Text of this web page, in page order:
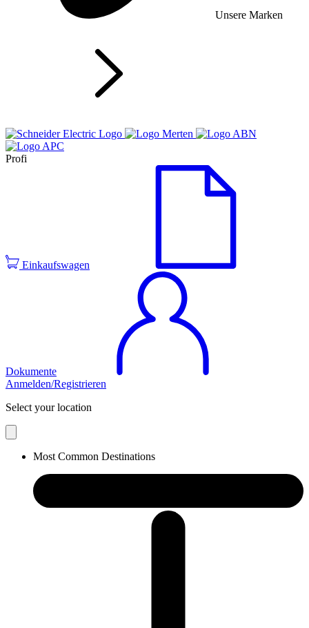
Unsere Marken
Profi
Einkaufswagen
Dokumente
Anmelden/Registrieren
Select your location
Most Common Destinations